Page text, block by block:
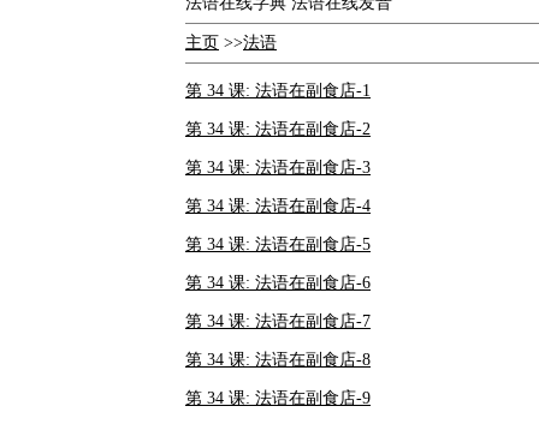
主页 >>法语
第 34 课: 法语在副食店-1
第 34 课: 法语在副食店-2
第 34 课: 法语在副食店-3
第 34 课: 法语在副食店-4
第 34 课: 法语在副食店-5
第 34 课: 法语在副食店-6
第 34 课: 法语在副食店-7
第 34 课: 法语在副食店-8
第 34 课: 法语在副食店-9